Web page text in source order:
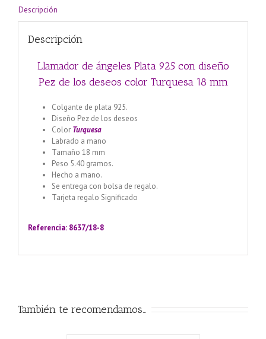
color
mm
Descripción
Descripción
Llamador de ángeles Plata 925 con diseño
Pez de los deseos color Turquesa 18 mm
Colgante de plata 925.
Diseño Pez de los deseos
Color Turquesa
Labrado a mano
Tamaño 18 mm
Peso 5.40 gramos.
Hecho a mano.
Se entrega con bolsa de regalo.
Tarjeta regalo Significado
Referencia: 8637/18-8
También te recomendamos…